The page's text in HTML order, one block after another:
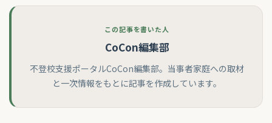
この記事を書いた人
CoCon編集部
不登校支援ポータルCoCon編集部。当事者家庭への取材
と一次情報をもとに記事を作成しています。